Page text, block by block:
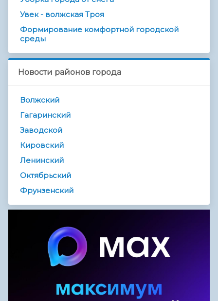
Увек - волжская Троя
Формирование комфортной городской
среды
Новости районов города
Волжский
Гагаринский
Заводской
Кировский
Ленинский
Октябрьский
Фрунзенский